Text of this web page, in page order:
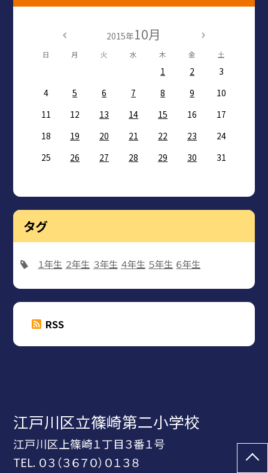
2015年10月
日 月 火 水 木 金 土
1 2
3
4
5 6 7 8 9
10
11
12 13 14 15 16
17
18
19 20 21 22 23
24
25
26 27 28 29 30 31
タグ
１年生 ２年生 ３年生 ４年生 ５年生 ６年生
RSS
江戸川区立篠崎第二小学校
江戸川区上篠崎１丁目３番１号
TEL. ０３（３６７０）０１３８